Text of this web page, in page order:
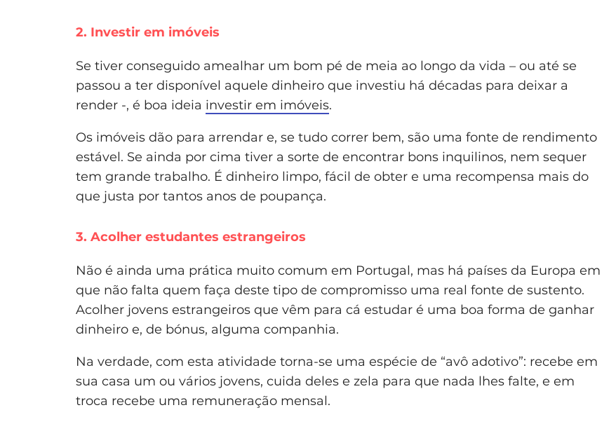
2. Investir em imóveis
Se tiver conseguido amealhar um bom pé de meia ao longo da vida – ou até se
passou a ter disponível aquele dinheiro que investiu há décadas para deixar a
render -, é boa ideia investir em imóveis.
Os imóveis dão para arrendar e, se tudo correr bem, são uma fonte de rendimento
estável. Se ainda por cima tiver a sorte de encontrar bons inquilinos, nem sequer
tem grande trabalho. É dinheiro limpo, fácil de obter e uma recompensa mais do
que justa por tantos anos de poupança.
3. Acolher estudantes estrangeiros
Não é ainda uma prática muito comum em Portugal, mas há países da Europa em
que não falta quem faça deste tipo de compromisso uma real fonte de sustento.
Acolher jovens estrangeiros que vêm para cá estudar é uma boa forma de ganhar
dinheiro e, de bónus, alguma companhia.
Na verdade, com esta atividade torna-se uma espécie de “avô adotivo”: recebe em
sua casa um ou vários jovens, cuida deles e zela para que nada lhes falte, e em
troca recebe uma remuneração mensal.